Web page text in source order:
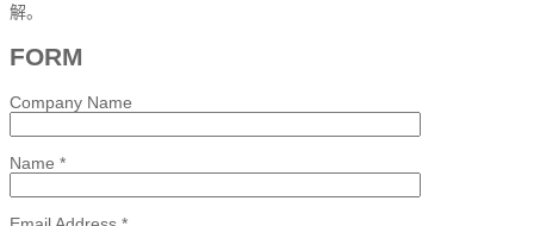
解。
FORM
Company Name
Name *